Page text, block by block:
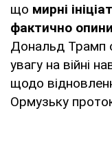
що мирні
фактично
Дональд Трамп
увагу на війні
щодо
Ормузьку